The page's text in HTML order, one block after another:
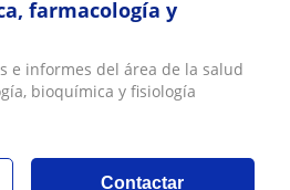
farmacología y
e informes del área de la salud
bioquímica y fisiología
Contactar